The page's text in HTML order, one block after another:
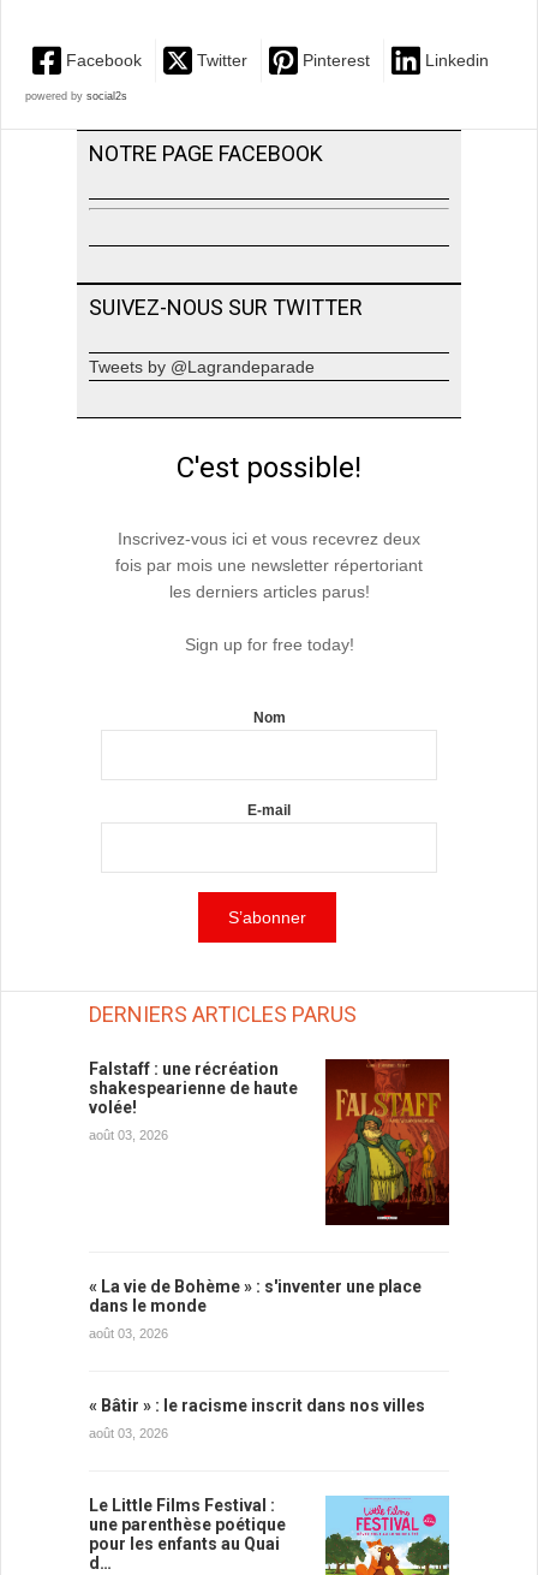
Facebook Twitter Pinterest Linkedin
powered by social2s
NOTRE PAGE FACEBOOK
SUIVEZ-NOUS SUR TWITTER
Tweets by @Lagrandeparade
C'est possible!
Inscrivez-vous ici et vous recevrez deux
fois par mois une newsletter répertoriant
les derniers articles parus!
Sign up for free today!
Nom
E-mail
DERNIERS ARTICLES PARUS
Falstaff : une récréation
shakespearienne de haute
volée!
août 03, 2026
« La vie de Bohème » : s'inventer une place
dans le monde
août 03, 2026
« Bâtir » : le racisme inscrit dans nos villes
août 03, 2026
Le Little Films Festival :
une parenthèse poétique
pour les enfants au Quai
d…